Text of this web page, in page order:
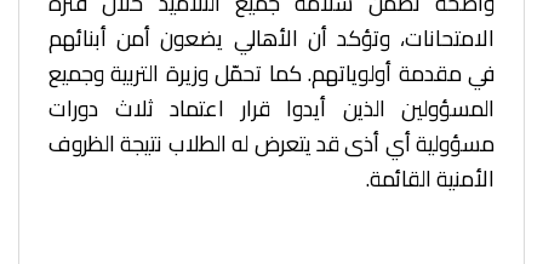
الامتحانات، وتؤكد أن الأهالي يضعون أمن أبنائهم
في مقدمة أولوياتهم. كما تحمّل وزيرة التربية وجميع
المسؤولين الذين أيدوا قرار اعتماد ثلاث دورات
مسؤولية أي أذى قد يتعرض له الطلاب نتيجة الظروف
الأمنية القائمة.